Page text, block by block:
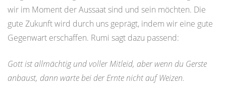
wir im Moment der Aussaat sind und sein möchten. Die
gute Zukunft wird durch uns geprägt, indem wir eine gute
Gegenwart erschaffen. Rumi sagt dazu passend:
Gott ist allmächtig und voller Mitleid, aber wenn du Gerste
anbaust, dann warte bei der Ernte nicht auf Weizen.